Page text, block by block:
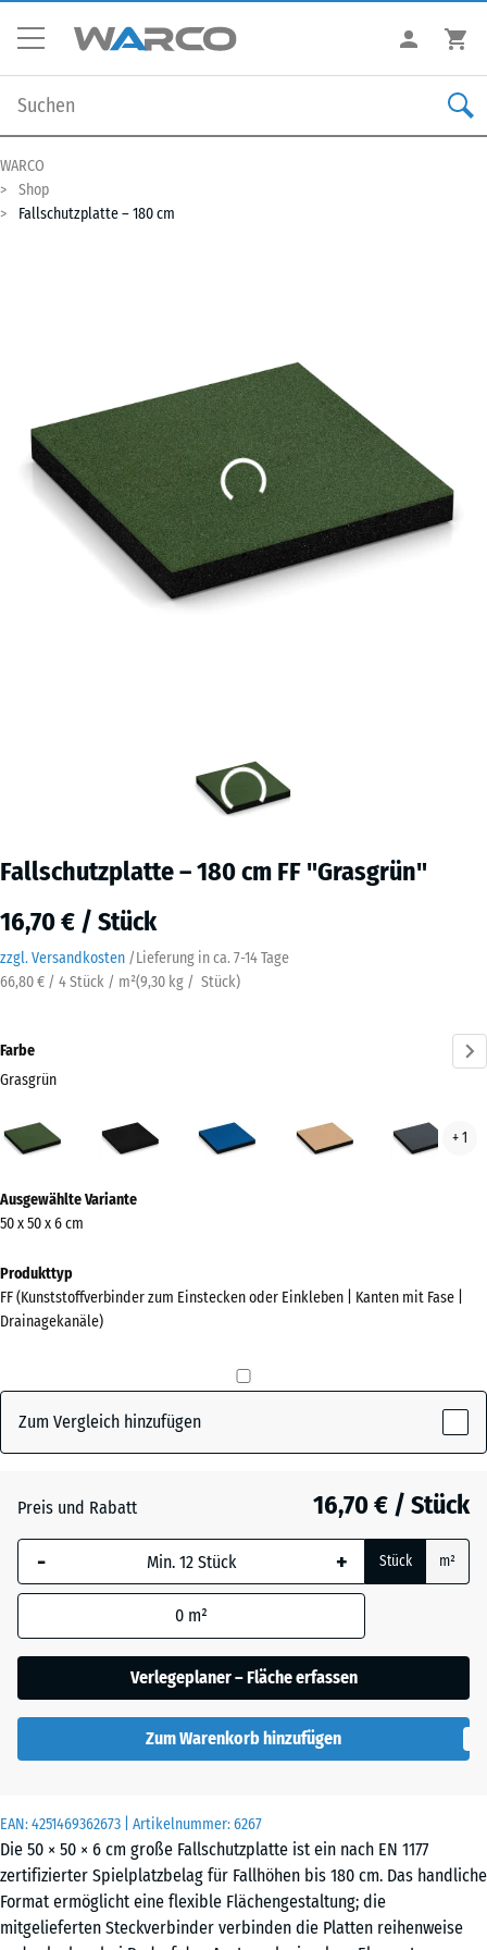
WARCO
Shop
Fallschutzplatte – 180 cm
Fallschutzplatte – 180 cm FF "Grasgrün"
16,70 € / Stück
zzgl. Versandkosten /Lieferung in ca. 7-14 Tage
66,80 € / 4 Stück / m²(9,30 kg / Stück)
EAN:4251469362673 | Artikelnummer:6267
Die 50 × 50 × 6 cm große Fallschutzplatte ist ein nach EN 1177
zertifizierter Spielplatzbelag für Fallhöhen bis 180 cm. Das handliche
Format ermöglicht eine flexible Flächengestaltung; die
mitgelieferten Steckverbinder verbinden die Platten reihenweise
Farbe
Grasgrün
(active)
Himmelblau Sandbeige
+ 1
Informationen
zu
Farben?
Farbpalette
(active)
Himmelblau + 1,60 €
Sandbeige + 2,10 €
Schiefergrau + 1,60 €
Ausgewählte Variante
50 x 50 x 6 cm
Produkttyp
FF (Kunststoffverbinder zum Einstecken oder Einkleben | Kanten mit Fase |
Drainagekanäle)
Zum Vergleich hinzufügen
Preis und Rabatt 16,70 € / Stück
- + Stück m²
0 m²
Verlegeplaner – Fläche erfassen
Zum Warenkorb hinzufügen